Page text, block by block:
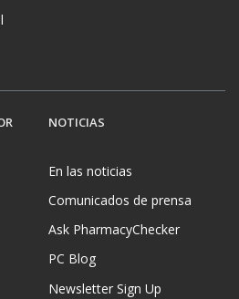
NOTICIAS
En las noticias
Comunicados de prensa
Ask PharmacyChecker
PC Blog
Newsletter Sign Up